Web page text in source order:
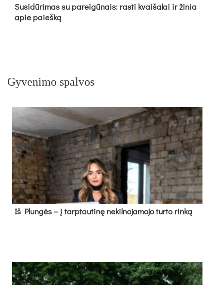
Su­si­dū­ri­mas su pa­rei­gū­nais: ras­ti kvai­ša­lai ir ži­nia
apie paieš­ką
Gyvenimo spalvos
Iš Plungės – į tarptautinę nekilnojamojo turto rinką